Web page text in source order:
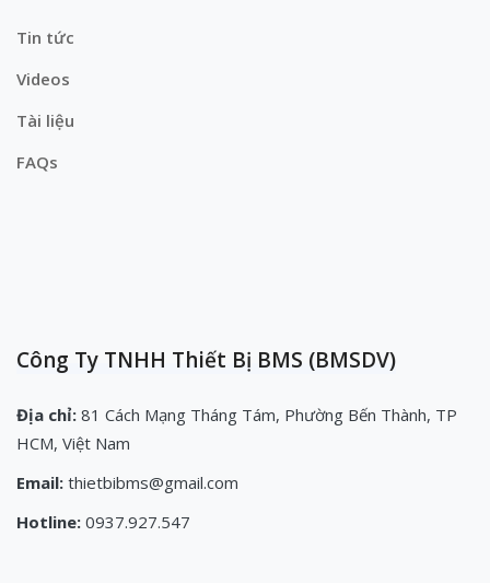
Tin tức
Videos
Tài liệu
FAQs
Công Ty TNHH Thiết Bị BMS (BMSDV)
Địa chỉ: 81 Cách Mạng Tháng Tám, Phường Bến Thành, TP
HCM, Việt Nam
Email: thietbibms@gmail.com
Hotline: 0937.927.547